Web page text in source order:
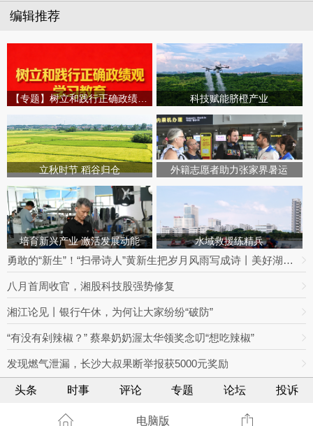
编辑推荐
科技赋能脐橙产业
立秋时节 稻谷归仓 外籍志愿者助力张家界暑运
培育新兴产业 激活发展动能 水域救援练精兵
勇敢的“新生”！“扫帚诗人”黄新生把岁月风雨写成诗丨美好湖南推荐官
八月首周收官，湘股科技股强势修复
湘江论见丨银行午休，为何让大家纷纷“破防”
“有没有剁辣椒？” 蔡皋奶奶渥太华领奖念叨“想吃辣椒”
发现燃气泄漏，长沙大叔果断举报获5000元奖励
头条 时事 评论 专题 论坛 投诉
电脑版